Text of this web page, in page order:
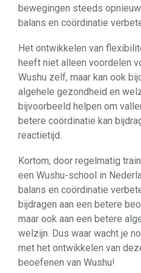
bewegingen steeds
balans en coördinatie
Het ontwikkelen van
heeft niet alleen voordelen
Wushu zelf, maar kan ook
algehele gezondheid en
bijvoorbeeld helpen om
betere coördinatie kan
reactietijd.
Kortom, door regelmatig
een Wushu-school in
balans en coördinatie
bijdragen aan een betere
maar ook aan een betere
welzijn. Dus waar wacht je
met het ontwikkelen van
beoefenen van Wushu!